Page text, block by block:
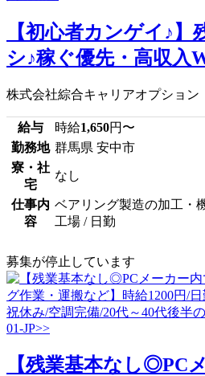
【初心者カンゲイ♪】
シ♪稼ぐ優先・高収入
株式会社綜合キャリアオプション
給与 時給1,650円〜
勤務地 群馬県 安中市
寮・社
宅
なし
仕事内
容
ベアリング製造の加工・
工場 / 日勤
募集が停止しています
【残業基本なし◎PC